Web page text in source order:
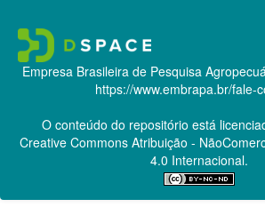
Empresa Brasileira de Pesquisa
https://www.embrapa.br/fale-
O conteúdo do repositório está
Creative CommonsAtribuição -
4.0 Internacional.